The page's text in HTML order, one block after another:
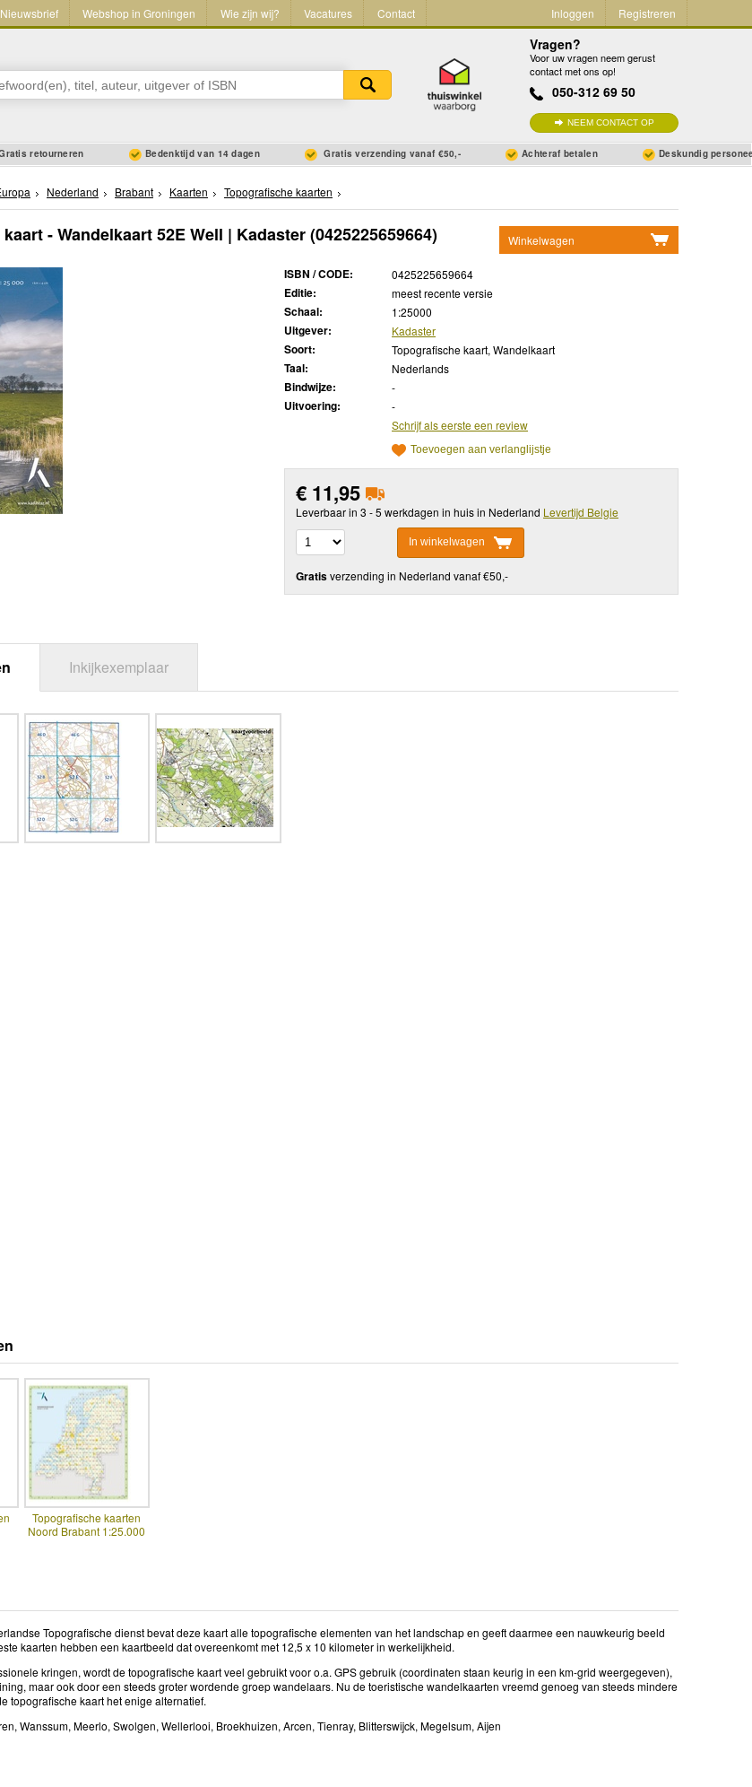
Nieuwsbrief Webshop in Groningen Wie zijn wij? Vacatures Contact Inloggen Registreren
Vragen?
Voor uw vragen neem gerust
contact met ons op!
050-312 69 50
NEEM CONTACT OP
retourneren Bedenktijd van 14 dagen Gratis verzending vanaf €50,- Achteraf betalen Deskundig
Nederland Brabant Kaarten Topografische kaarten
Winkelwagen
- Wandelkaart 52E Well | Kadaster(0425225659664)
ISBN / CODE: 0425225659664
Editie: meest recente versie
Schaal: 1:25000
Uitgever: Kadaster
Soort: Topografische kaart, Wandelkaart
Taal: Nederlands
Bindwijze: -
Uitvoering:
-
Schrijf als eerste een review
Toevoegen aan verlanglijstje
€ 11,95
Leverbaar in 3 - 5 werkdagen in huis in Nederland Levertijd Belgie
In winkelwagen
Gratisverzending in Nederland vanaf €50,-
Inkijkexemplaar
Topografische kaarten
Noord Brabant 1:25.000
Topografische dienst bevat deze kaart alle topografische elementen van het landschap en geeft daarmee een nauwkeurig beeld
kaarten hebben een kaartbeeld dat overeenkomt met 12,5 x 10 kilometer in werkelijkheid.
kringen, wordt de topografische kaart veel gebruikt voor o.a. GPS gebruik (coordinaten staan keurig in een km-grid weergegeven),
maar ook door een steeds groter wordende groep wandelaars. Nu de toeristische wandelkaarten vreemd genoeg van steeds mindere
topografische kaart het enige alternatief.
Wanssum, Meerlo, Swolgen, Wellerlooi, Broekhuizen, Arcen, Tienray, Blitterswijck, Megelsum, Aijen